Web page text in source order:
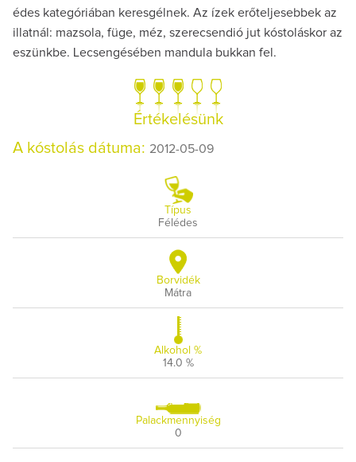
édes kategóriában keresgélnek. Az ízek erőteljesebbek az
illatnál: mazsola, füge, méz, szerecsendió jut kóstoláskor az
eszünkbe. Lecsengésében mandula bukkan fel.
Értékelésünk
A kóstolás dátuma: 2012-05-09
Típus
Félédes
Borvidék
Mátra
Alkohol %
14.0 %
Palackmennyiség
0